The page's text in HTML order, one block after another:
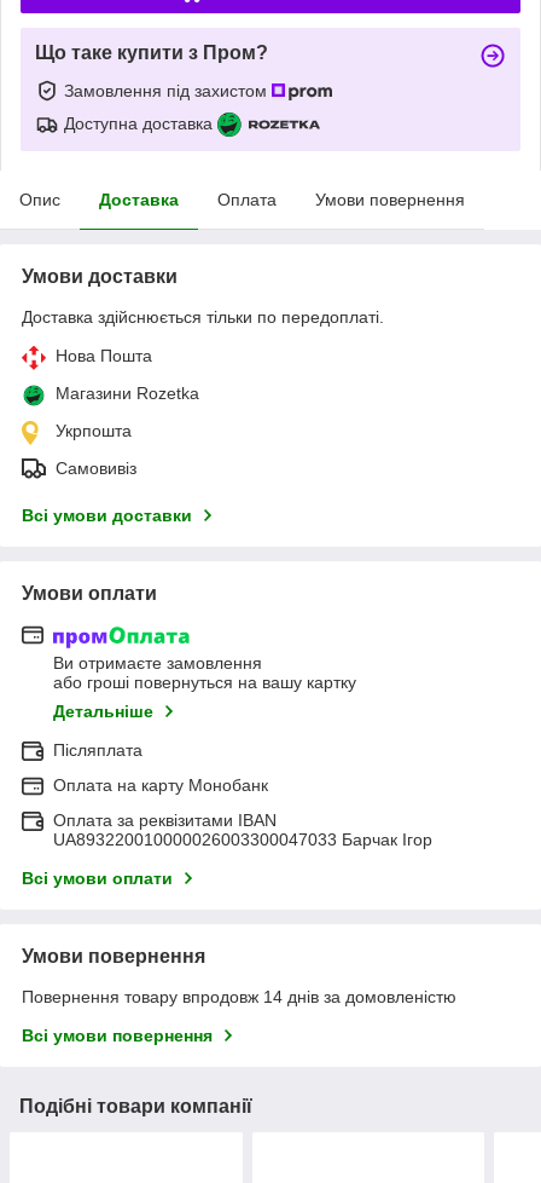
Що таке купити з Пром?
Замовлення під захистом
Доступна доставка
Опис Доставка Оплата Умови повернення
Умови доставки
Доставка здійснюється тільки по передоплаті.
Нова Пошта
Магазини Rozetka
Укрпошта
Самовивіз
Всі умови доставки
Умови оплати
Ви отримаєте замовлення
або гроші повернуться на вашу картку
Детальніше
Післяплата
Оплата на карту Монобанк
Оплата за реквізитами IBAN
UA893220010000026003300047033 Барчак Ігор
Всі умови оплати
Умови повернення
Повернення товару впродовж 14 днів за домовленістю
Всі умови повернення
Подібні товари компанії